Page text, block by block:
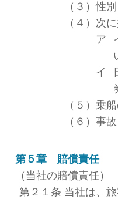
（３）性別
（４） 次
ア
イ
（５） 乗
（６） 事
第５章 賠償責任
（当社の賠償責任）
第２１条 当社は、